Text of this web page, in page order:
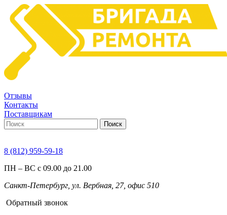
Отзывы
Контакты
Поставщикам
Поиск
8 (812) 959-59-18
ПН – ВС с 09.00 до 21.00
Санкт-Петербург, ул. Вербная, 27, офис 510
Обратный звонок